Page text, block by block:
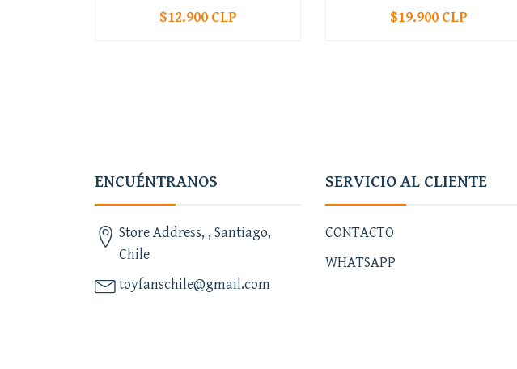
+
$12.900 CLP +
$19.900 CLP
ENCUÉNTRANOS
Store Address, , Santiago,
Chile
toyfanschile@gmail.com
SERVICIO AL CLIENTE
CONTACTO
WHATSAPP